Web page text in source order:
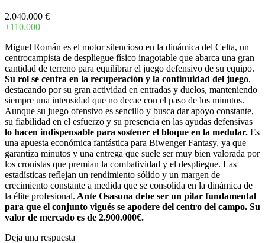
2.040.000 €
+110.000
Miguel Román es el motor silencioso en la dinámica del Celta, un
centrocampista de despliegue físico inagotable que abarca una gran
cantidad de terreno para equilibrar el juego defensivo de su equipo.
Su rol se centra en la recuperación y la continuidad del juego,
destacando por su gran actividad en entradas y duelos, manteniendo
siempre una intensidad que no decae con el paso de los minutos.
Aunque su juego ofensivo es sencillo y busca dar apoyo constante,
su fiabilidad en el esfuerzo y su presencia en las ayudas defensivas
lo hacen indispensable para sostener el bloque en la medular. Es
una apuesta económica fantástica para Biwenger Fantasy, ya que
garantiza minutos y una entrega que suele ser muy bien valorada por
los cronistas que premian la combatividad y el despliegue. Las
estadísticas reflejan un rendimiento sólido y un margen de
crecimiento constante a medida que se consolida en la dinámica de
la élite profesional. Ante Osasuna debe ser un pilar fundamental
para que el conjunto vigués se apodere del centro del campo. Su
valor de mercado es de 2.900.000€.
Deja una respuesta